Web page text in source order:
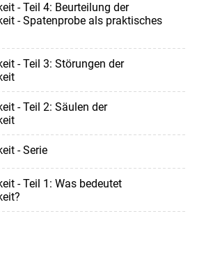
- Teil 4: Beurteilung der
- Spatenprobe als praktisches
- Teil 3: Störungen der
- Teil 2: Säulen der
- Serie
- Teil 1: Was bedeutet